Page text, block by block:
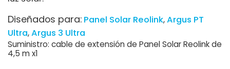
Diseñados para: Panel Solar Reolink Argus PT
Ultra Argus 3 Ultra
Suministro: cable de extensión de Panel Solar Reolink de
4,5 m x1